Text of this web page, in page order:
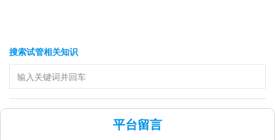
搜索试管相关知识
平台留言